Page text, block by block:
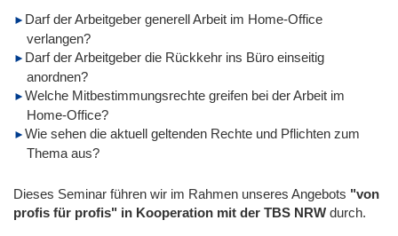
Darf der Arbeitgeber generell Arbeit im Home-Office
verlangen?
Darf der Arbeitgeber die Rückkehr ins Büro einseitig
anordnen?
Welche Mitbestimmungsrechte greifen bei der Arbeit im
Home-Office?
Wie sehen die aktuell geltenden Rechte und Pflichten zum
Thema aus?
Dieses Seminar führen wir im Rahmen unseres Angebots "von
profis für profis" in Kooperation mit der TBS NRW durch.